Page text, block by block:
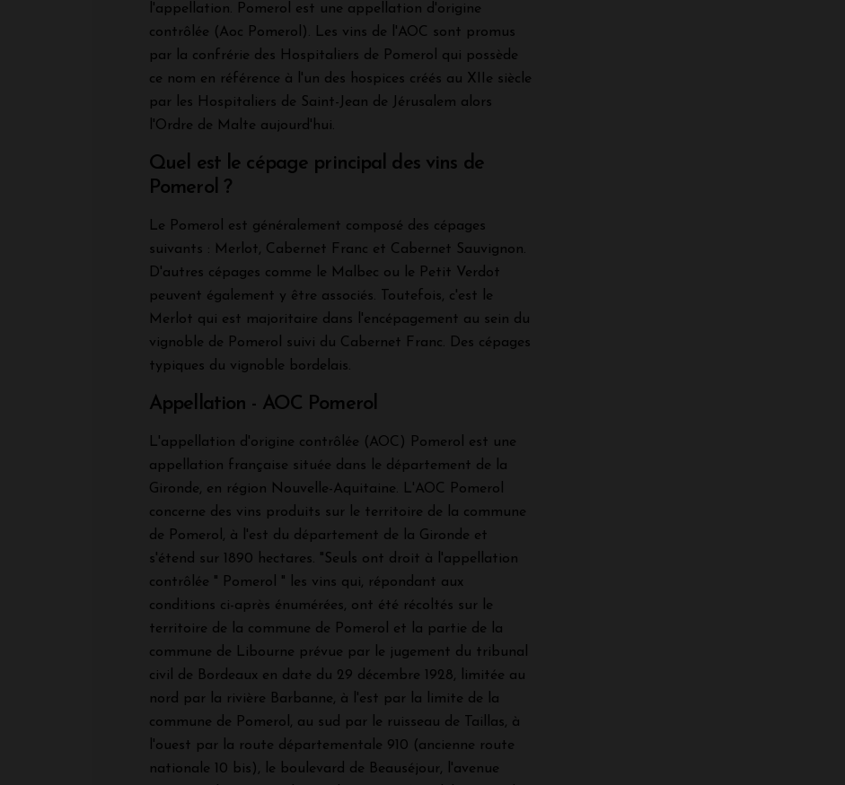
l'appellation. Pomerol est une appellation d'origine
contrôlée (Aoc Pomerol). Les vins de l'AOC sont promus
par la confrérie des Hospitaliers de Pomerol qui possède
ce nom en référence à l'un des hospices créés au XIIe siècle
par les Hospitaliers de Saint-Jean de Jérusalem alors
l'Ordre de Malte aujourd'hui.
Quel est le cépage principal des vins de
Pomerol ?
Le Pomerol est généralement composé des cépages
suivants : Merlot, Cabernet Franc et Cabernet Sauvignon.
D'autres cépages comme le Malbec ou le Petit Verdot
peuvent également y être associés. Toutefois, c'est le
Merlot qui est majoritaire dans l'encépagement au sein du
vignoble de Pomerol suivi du Cabernet Franc. Des cépages
typiques du vignoble bordelais.
Appellation - AOC Pomerol
L'appellation d'origine contrôlée (AOC) Pomerol est une
appellation française située dans le département de la
Gironde, en région Nouvelle-Aquitaine. L'AOC Pomerol
concerne des vins produits sur le territoire de la commune
de Pomerol, à l'est du département de la Gironde et
s'étend sur 1890 hectares. "Seuls ont droit à l'appellation
contrôlée " Pomerol " les vins qui, répondant aux
conditions ci-après énumérées, ont été récoltés sur le
territoire de la commune de Pomerol et la partie de la
commune de Libourne prévue par le jugement du tribunal
civil de Bordeaux en date du 29 décembre 1928, limitée au
nord par la rivière Barbanne, à l'est par la limite de la
commune de Pomerol, au sud par le ruisseau de Taillas, à
l'ouest par la route départementale 910 (ancienne route
nationale 10 bis), le boulevard de Beauséjour, l'avenue